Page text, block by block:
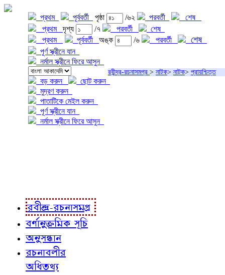
প্রথম পূর্ববর্তী পৃষ্ঠা /৬২ পরবর্তী
শেষ
প্রথম
দৃশ্য /৭ পরবর্তী
শেষ
প্রথম
পূর্ববর্তী অঙ্ক /৬ পরবর্তী শেষ
পূর্ণ স্ক্রীনে যান
নর্মাল স্ক্রীনে ফিরে আসুন
বড় করুন
ছোট করুন
মুদ্রণ করুন
পাতাটিকে মেইল করুন
পূর্ণ স্ক্রীনে যান
নর্মাল স্ক্রীনে ফিরে আসুন
রবীন্দ্র-রচনাসমগ্র > নাটক> নাটক> প্রায়শ্চিত্ত
রবীন্দ্র-রচনাসমগ্র
বর্ণানুক্রমিক সূচি
অনুসন্ধান
রচনাবলীর
অধিতথ্য